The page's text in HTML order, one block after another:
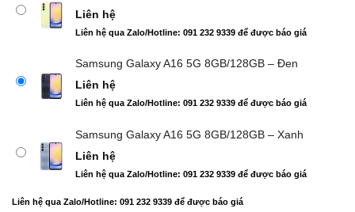
Liên hệ
Liên hệ qua Zalo/Hotline: 091 232 9339 để được báo giá
Samsung Galaxy A16 5G 8GB/128GB – Đen
Liên hệ
Liên hệ qua Zalo/Hotline: 091 232 9339 để được báo giá
Samsung Galaxy A16 5G 8GB/128GB – Xanh
Liên hệ
Liên hệ qua Zalo/Hotline: 091 232 9339 để được báo giá
Liên hệ qua Zalo/Hotline: 091 232 9339 để được báo giá